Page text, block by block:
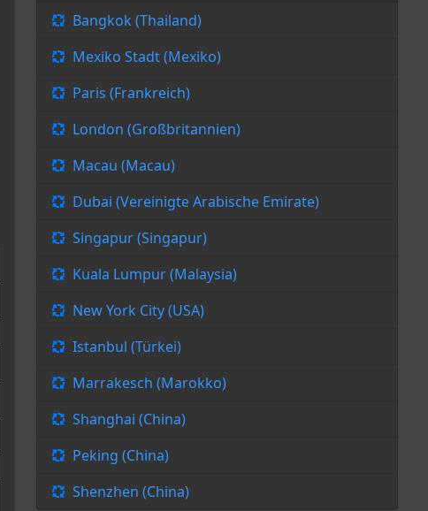
Bangkok (Thailand)
Mexiko Stadt (Mexiko)
Paris (Frankreich)
London (Großbritannien)
Macau (Macau)
Dubai (Vereinigte Arabische Emirate)
Singapur (Singapur)
Kuala Lumpur (Malaysia)
New York City (USA)
Istanbul (Türkei)
Marrakesch (Marokko)
Shanghai (China)
Peking (China)
Shenzhen (China)